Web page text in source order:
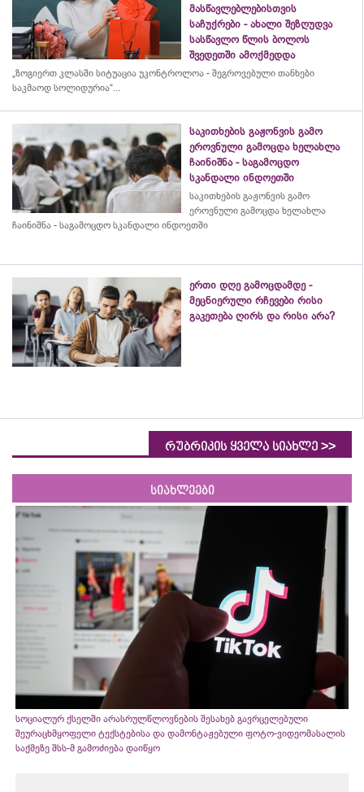
მასწავლებლებისთვის
საჩუქრები - ახალი შეზღუდვა
სასწავლო წლის ბოლოს
შვედეთში ამოქმედდა
„ზოგიერთ კლასში სიტუაცია უკონტროლოა - შეგროვებული თანხები
საკმაოდ სოლიდურია“...
საკითხების გაჟონვის გამო
ეროვნული გამოცდა ხელახლა
ჩაინიშნა - საგამოცდო
სკანდალი ინდოეთში
საკითხების გაჟონვის გამო
ეროვნული გამოცდა ხელახლა
ჩაინიშნა - საგამოცდო სკანდალი ინდოეთში
ერთი დღე გამოცდამდე -
მეცნიერული რჩევები რისი
გაკეთება ღირს და რისი არა?
რუბრიკის ყველა სიახლე >>
სიახლეები
სოციალურ ქსელში არასრულწლოვნების შესახებ გავრცელებული
შეურაცხმყოფელი ტექსტებისა და დამონტაჟებული ფოტო-ვიდეომასალის
საქმეზე შსს-მ გამოძიება დაიწყო